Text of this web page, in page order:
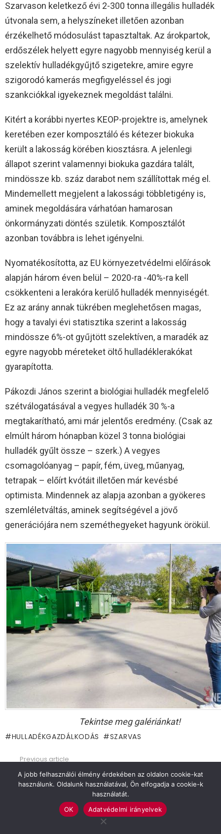
Szarvason keletkező évi 2-300 tonna illegális hulladék
útvonala sem, a helyszíneket illetően azonban
érzékelhető módosulást tapasztaltak. Az árokpartok,
erdőszélek helyett egyre nagyobb mennyiség kerül a
szelektív hulladékgyűjtő szigetekre, amire egyre
szigorodó kamerás megfigyeléssel és jogi
szankciókkal igyekeznek megoldást találni.
Kitért a korábbi nyertes KEOP-projektre is, amelynek
keretében ezer komposztáló és kétezer biokuka
került a lakosság körében kiosztásra. A jelenlegi
állapot szerint valamennyi biokuka gazdára talált,
mindössze kb. száz darabot nem szállítottak még el.
Mindemellett megjelent a lakossági többletigény is,
aminek megoldására várhatóan hamarosan
önkormányzati döntés születik. Komposztálót
azonban továbbra is lehet igényelni.
Nyomatékosította, az EU környezetvédelmi előírások
alapján három éven belül – 2020-ra -40%-ra kell
csökkenteni a lerakóra kerülő hulladék mennyiségét.
Ez az arány annak tükrében meglehetősen magas,
hogy a tavalyi évi statisztika szerint a lakosság
mindössze 6%-ot gyűjtött szelektíven, a maradék az
egyre nagyobb méreteket öltő hulladéklerakókat
gyarapította.
Pákozdi János szerint a biológiai hulladék megfelelő
szétválogatásával a vegyes hulladék 30 %-a
megtakarítható, ami már jelentős eredmény. (Csak az
elmúlt három hónapban közel 3 tonna biológiai
hulladék gyűlt össze – szerk.) A vegyes
csomagolóanyag – papír, fém, üveg, műanyag,
tetrapak – előírt kvótáit illetően már kevésbé
optimista. Mindennek az alapja azonban a gyökeres
szemléletváltás, aminek segítségével a jövő
generációjára nem szeméthegyeket hagyunk örökül.
Tekintse meg galériánkat!
HULLADÉKGAZDÁLKODÁS SZARVAS
See
more
Previous article
Országos szakmai konferencia a IV.
Pedagógia ágazatban tanítók részére
Beiktatták Babák Zoltán önkormányzati
képviselőt
A jobb felhasználói élmény érdekében az oldalon cookie-kat
használunk. Oldalunk használatával, Ön elfogadja a cookie-k
használatát.
OK
Adatvédelmi irányelvek